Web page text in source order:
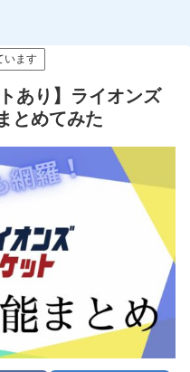
います
あり】ライオンズ
とめてみた